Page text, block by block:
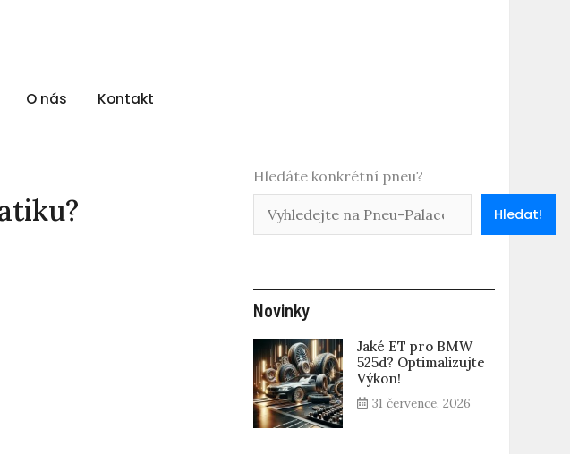
O nás Kontakt
Hledáte konkrétní pneu?
Hledat!
Novinky
Jaké ET pro BMW
525d? Optimalizujte
Výkon!
31 července, 2026